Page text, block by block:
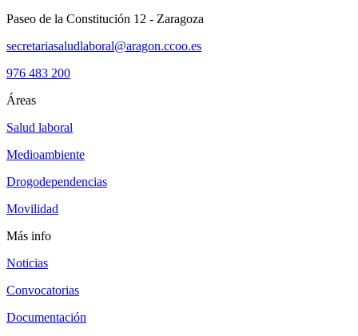
Paseo de la Constitución 12 - Zaragoza
secretariasaludlaboral@aragon.ccoo.es
976 483 200
Áreas
Salud laboral
Medioambiente
Drogodependencias
Movilidad
Más info
Noticias
Convocatorias
Documentación